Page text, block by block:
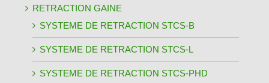
RETRACTION GAINE
SYSTEME DE RETRACTION STCS-B
SYSTEME DE RETRACTION STCS-L
SYSTEME DE RETRACTION STCS-PHD